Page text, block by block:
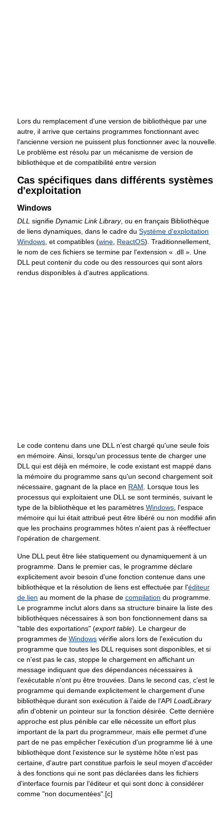
Lors du remplacement d'une version de bibliothèque par une
autre, il arrive que certains programmes fonctionnant avec
l'ancienne version ne puissent plus fonctionner avec la nouvelle.
Le problème est résolu par un mécanisme de version de
bibliothèque et de compatibilité entre version
Cas spécifiques dans différents systèmes
d'exploitation
Windows
DLL signifie Dynamic Link Library, ou en français Bibliothèque
de liens dynamiques, dans le cadre du Système d'exploitation
Windows , et compatibles (wine ReactOS). Traditionnellement,
le nom de ces fichiers se termine par l'extension « .dll ». Une
DLL peut contenir du code ou des ressources qui sont alors
rendus disponibles à d'autres applications.
Le code contenu dans une DLL n'est chargé qu'une seule fois
en mémoire. Ainsi, lorsqu'un processus tente de charger une
DLL qui est déjà en mémoire, le code existant est mappé dans
la mémoire du programme sans qu'un second chargement soit
nécessaire, gagnant de la place en RAM . Lorsque tous les
processus qui exploitaient une DLL se sont terminés, suivant le
type de la bibliothèque et les paramètres Windows , l'espace
mémoire qui lui était attribué peut être libéré ou non modifié afin
que les prochains programmes hôtes n'aient pas à réeffectuer
l'opération de chargement.
Une DLL peut être liée statiquement ou dynamiquement à un
programme. Dans le premier cas, le programme déclare
explicitement avoir besoin d'une fonction contenue dans une
bibliothèque et la résolution de liens est effectuée par l'éditeur
de lien au moment de la phase de compilation du programme.
Le programme inclut alors dans sa structure binaire la liste des
bibliothèques nécessaires à son bon fonctionnement dans sa
"table des exportations" (export table). Le chargeur de
programmes de Windows vérifie alors lors de l'exécution du
programme que toutes les DLL requises sont disponibles, et si
ce n'est pas le cas, stoppe le chargement en affichant un
message indiquant que des dépendances nécessaires à
l'exécutable n'ont pu être trouvées. Dans le second cas, c'est le
programme qui demande explicitement le chargement d'une
bibliothèque durant son exécution à l'aide de l'API LoadLibrary
afin d'obtenir un pointeur sur la fonction désirée. Cette dernière
approche est plus pénible car elle nécessite un effort plus
important de la part du programmeur, mais elle permet d'une
part de ne pas empêcher l'exécution d'un programme lié à une
bibliothèque dont l'existence sur le système hôte n'est pas
certaine, d'autre part constitue parfois le seul moyen d'accéder
à des fonctions qui ne sont pas déclarées dans les fichiers
d'interface fournis par l'éditeur et qui sont donc à considérer
comme "non documentées".[c]